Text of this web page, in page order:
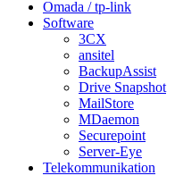
Omada / tp-link
Software
3CX
ansitel
BackupAssist
Drive Snapshot
MailStore
MDaemon
Securepoint
Server-Eye
Telekommunikation